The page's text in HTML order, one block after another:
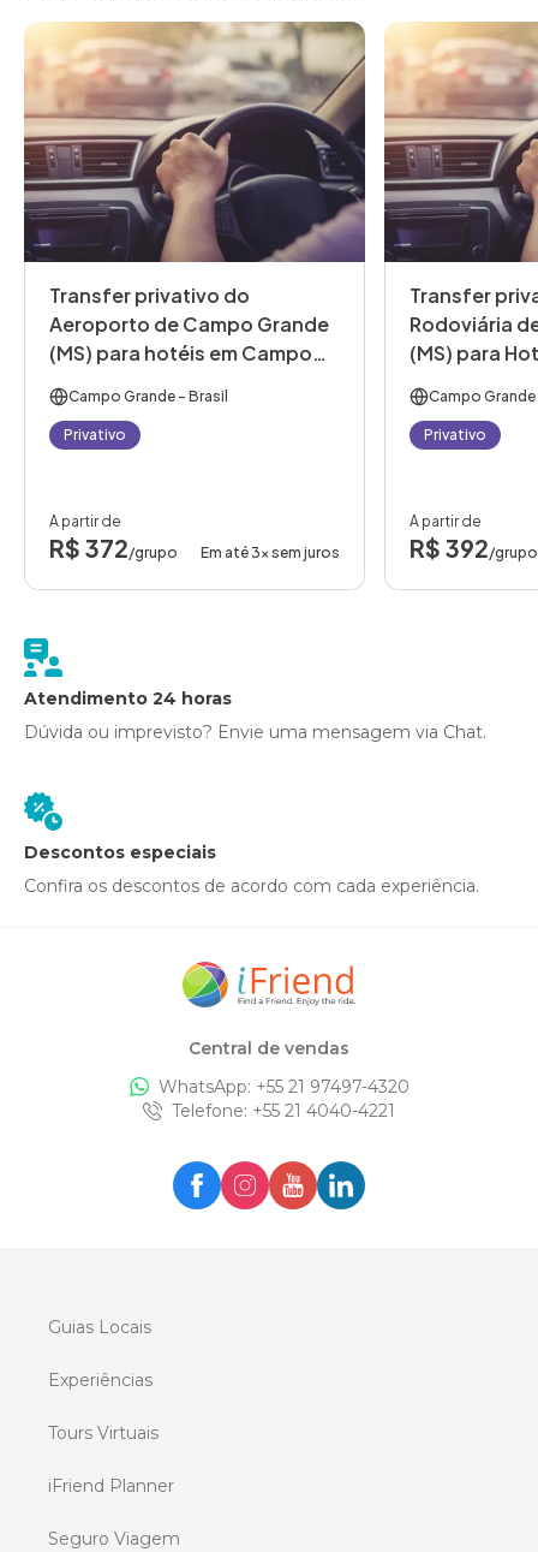
Transfer privativo do
Aeroporto de Campo Grande
(MS) para hotéis em Campo
Grande (MS).
Campo Grande - Brasil
Privativo
A partir de
R$ 372/grupo Em até 3x sem juros
Transfer
Rodoviária
(MS) para
Grande (MS)
Campo Grande
Privativo
A partir de
R$ 392/grupo
Atendimento 24 horas
Dúvida ou imprevisto? Envie uma mensagem via Chat.
Descontos especiais
Confira os descontos de acordo com cada experiência.
Central de vendas
WhatsApp: +55 21 97497-4320
Telefone: +55 21 4040-4221
Guias Locais
Experiências
Tours Virtuais
iFriend Planner
Seguro Viagem